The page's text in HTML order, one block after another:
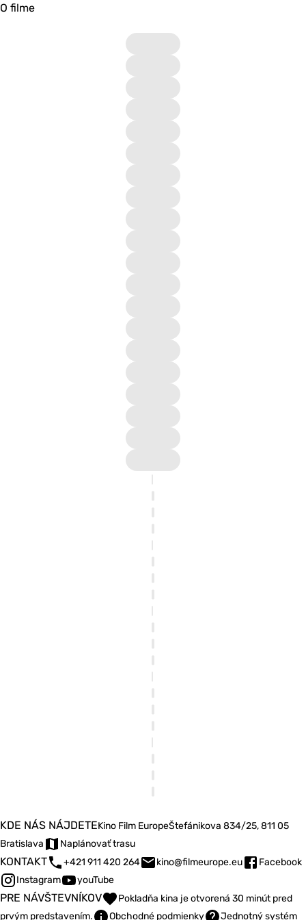
O filme
KDE NÁS NÁJDETEKino Film EuropeŠtefánikova 834/25, 811 05
Bratislava
Naplánovať trasu
KONTAKT +421 911 420 264 kino@filmeurope.eu
Facebook
Instagram
youTube
PRE NÁVŠTEVNÍKOV
Pokladňa kina je otvorená 30 minút pred
prvým predstavením.
Obchodné podmienky Jednotný systém